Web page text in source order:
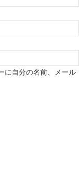
に自分の名前、メール